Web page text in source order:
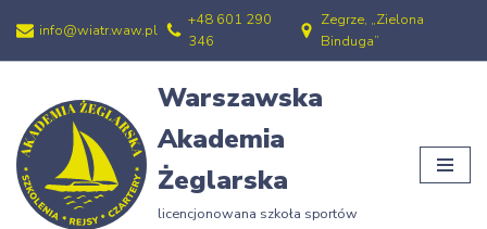
Przejdź
treści
info@wiatr.waw.pl
+48 601 290
346
Zegrze, „Zielona
Binduga”
Warszawska
Akademia
Żeglarska
licencjonowana szkoła sportów